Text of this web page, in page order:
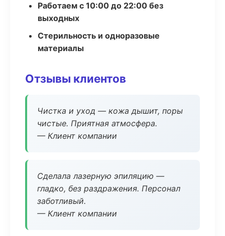
Работаем с 10:00 до 22:00 без
выходных
Стерильность и одноразовые
материалы
Отзывы клиентов
Чистка и уход — кожа дышит, поры
чистые. Приятная атмосфера.
— Клиент компании
Сделала лазерную эпиляцию —
гладко, без раздражения. Персонал
заботливый.
— Клиент компании